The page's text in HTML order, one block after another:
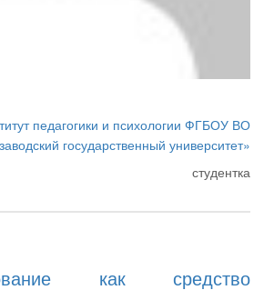
педагогики и психологии ФГБОУ ВО
государственный университет»
студентка
как средство